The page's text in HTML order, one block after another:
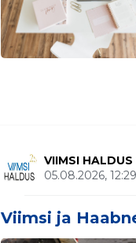
VIIMSI HALDUS
05.08.2026, 12:29
Viimsi ja